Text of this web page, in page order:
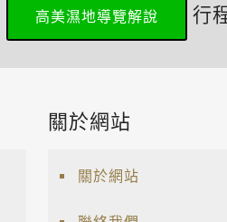
高美濕地導覽解說 行
關於網站
關於網站